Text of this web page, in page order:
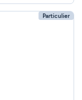
Particulier